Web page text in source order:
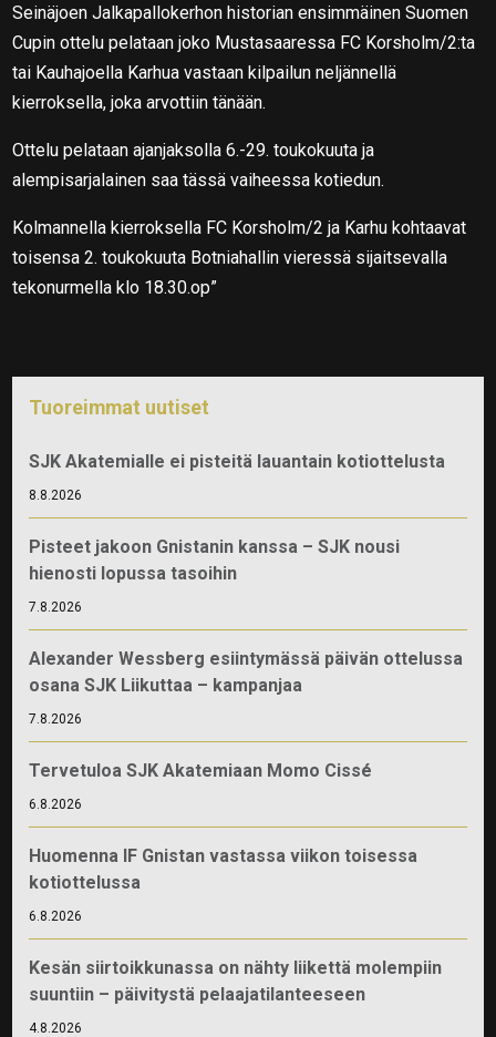
Seinäjoen Jalkapallokerhon historian ensimmäinen Suomen
Cupin ottelu pelataan joko Mustasaaressa FC Korsholm/2:ta
tai Kauhajoella Karhua vastaan kilpailun neljännellä
kierroksella, joka arvottiin tänään.
Ottelu pelataan ajanjaksolla 6.-29. toukokuuta ja
alempisarjalainen saa tässä vaiheessa kotiedun.
Kolmannella kierroksella FC Korsholm/2 ja Karhu kohtaavat
toisensa 2. toukokuuta Botniahallin vieressä sijaitsevalla
tekonurmella klo 18.30.op”
Tuoreimmat uutiset
SJK Akatemialle ei pisteitä lauantain kotiottelusta
8.8.2026
Pisteet jakoon Gnistanin kanssa – SJK nousi
hienosti lopussa tasoihin
7.8.2026
Alexander Wessberg esiintymässä päivän ottelussa
osana SJK Liikuttaa – kampanjaa
7.8.2026
Tervetuloa SJK Akatemiaan Momo Cissé
6.8.2026
Huomenna IF Gnistan vastassa viikon toisessa
kotiottelussa
6.8.2026
Kesän siirtoikkunassa on nähty liikettä molempiin
suuntiin – päivitystä pelaajatilanteeseen
4.8.2026